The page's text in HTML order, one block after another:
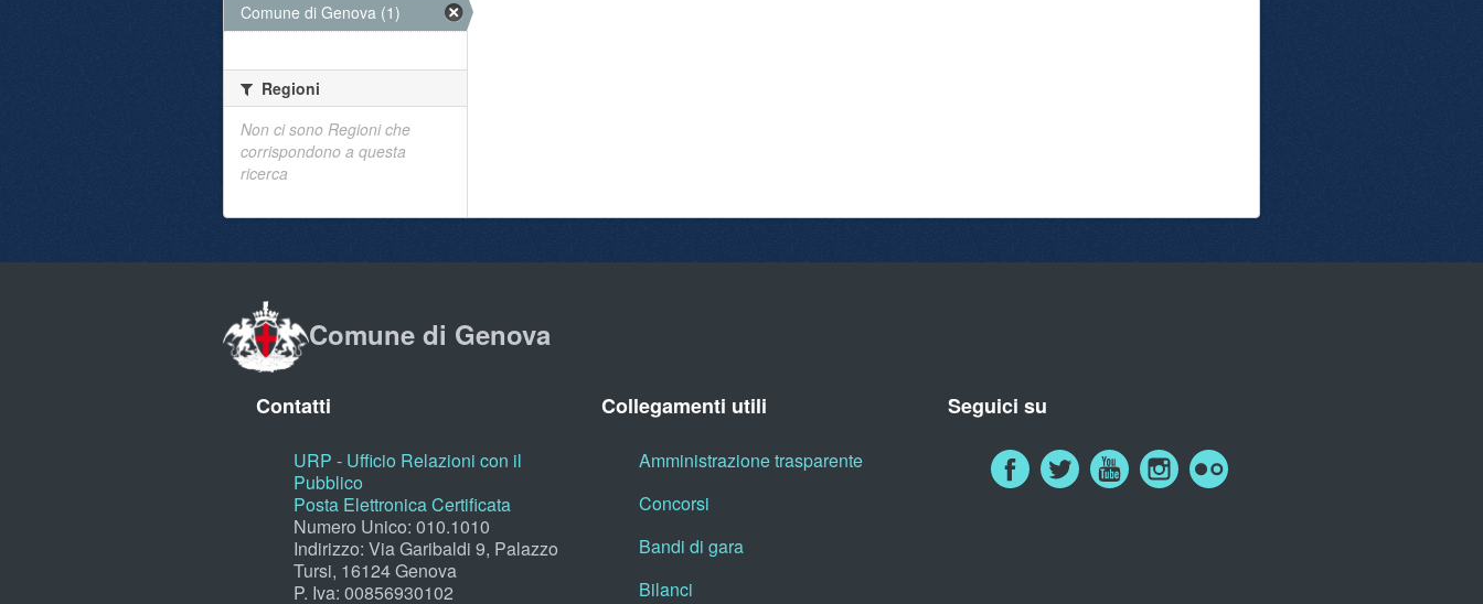
Comune di Genova (1)
Regioni
Non ci sono Regioni che
corrispondono a questa
ricerca
Comune di Genova
Contatti
URP - Ufficio Relazioni con il
Pubblico
Posta Elettronica Certificata
Numero Unico: 010.1010
Indirizzo: Via Garibaldi 9, Palazzo
Tursi, 16124 Genova
P. Iva: 00856930102
Collegamenti utili
Amministrazione trasparente
Concorsi
Bandi di gara
Bilanci
Seguici su